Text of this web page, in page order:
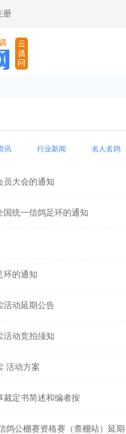
册
讯 行业新闻 名人名鸽
员大会的通知
国统一信鸽足环的通知
环的通知
活动延期公告
活动竞拍须知
活动方案
裁定书简述和编者按
鸽公棚赛资格赛（查棚站）延